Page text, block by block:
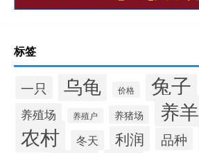
标签
一只 乌龟 价格 兔子
养殖场 养殖户 养猪场 养羊
农村 冬天 利润 品种